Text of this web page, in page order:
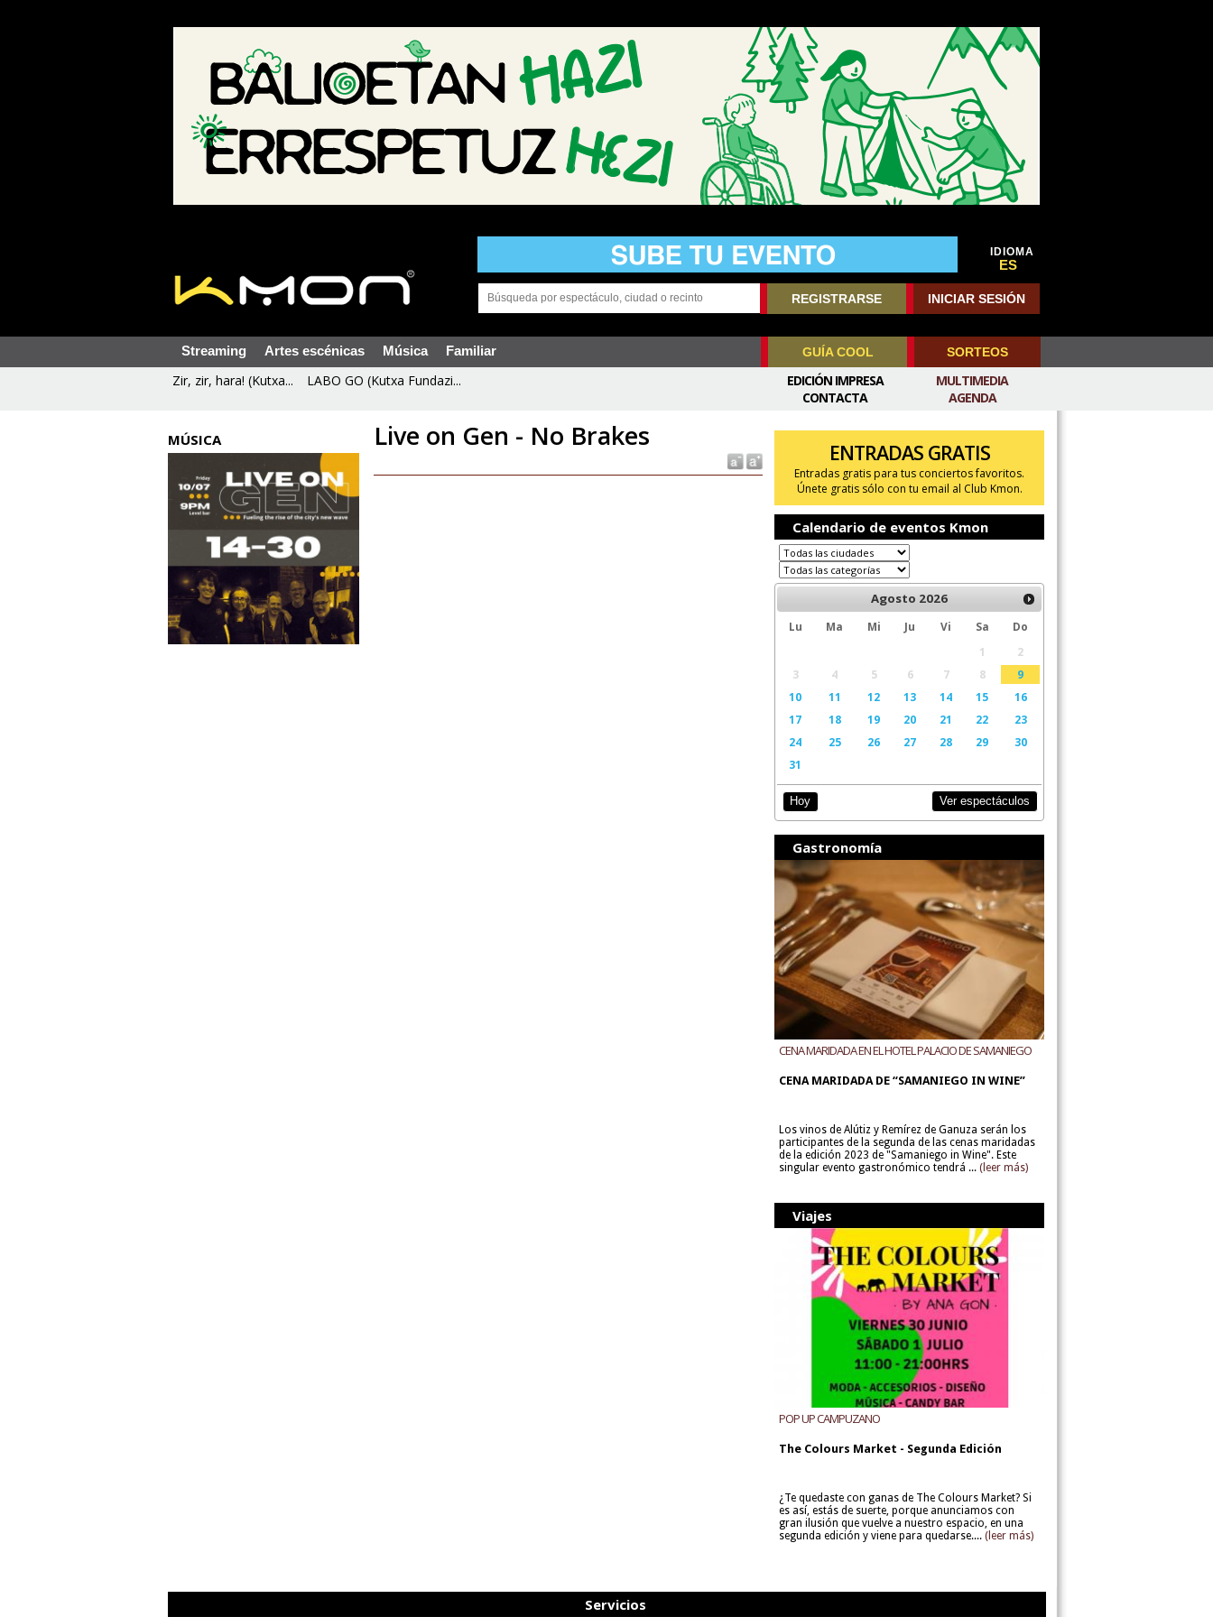
IDIOMA
ES
REGISTRARSE INICIAR SESIÓN
Streaming Artes escénicas Música Familiar GUÍA COOL SORTEOS
Zir, zir, hara! (Kutxa... LABO GO (Kutxa Fundazi...
MULTIMEDIA
AGENDA
EDICIÓN IMPRESA
CONTACTA
MÚSICA Live on Gen - No Brakes
ENTRADAS GRATIS
Entradas gratis para tus conciertos favoritos.
Únete gratis sólo con tu email al Club Kmon.
Calendario de eventos Kmon
Agosto 2026
Lu Ma Mi Ju Vi Sa
Do
1
2
3
4 5 6 7 8
9
10
11 12 13 14 15
16
17
18 19 20 21 22
23
24
25 26 27 28 29
30
31
Hoy Ver espectáculos
Gastronomía
CENA MARIDADA EN EL HOTEL PALACIO DE SAMANIEGO
CENA MARIDADA DE “SAMANIEGO IN WINE”
Los vinos de Alútiz y Remírez de Ganuza serán los
participantes de la segunda de las cenas maridadas
de la edición 2023 de "Samaniego in Wine". Este
singular evento gastronómico tendrá ... (leer más)
Viajes
POP UP CAMPUZANO
The Colours Market - Segunda Edición
¿Te quedaste con ganas de The Colours Market? Si
es así, estás de suerte, porque anunciamos con
gran ilusión que vuelve a nuestro espacio, en una
segunda edición y viene para quedarse.... (leer más)
Servicios